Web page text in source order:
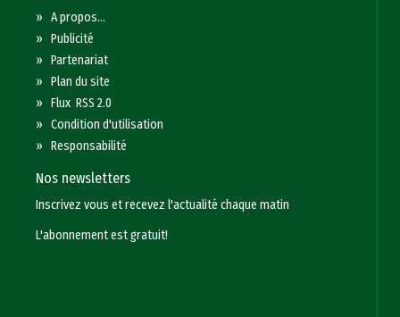
»A propos...
»Publicité
»Partenariat
»Plan du site
»Flux RSS 2.0
»Condition d'utilisation
»Responsabilité
Nos newsletters
Inscrivez vous et recevez l'actualité chaque matin
L'abonnement est gratuit!